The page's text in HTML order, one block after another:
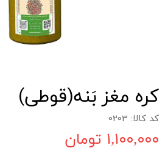
کره مغز بَنه(قوطی)
کد کالا: 0203
۱,۱۰۰,۰۰۰ تومان